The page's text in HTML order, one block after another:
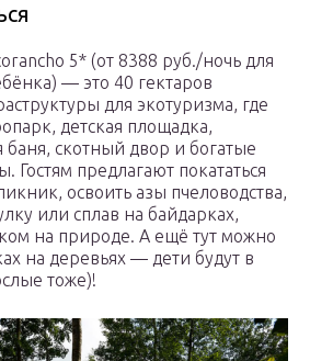
5* (от 8388 руб./ночь для
— это 40 гектаров
для экотуризма, где
детская площадка,
баня, скотный двор и богатые
Гостям предлагают покататься
освоить азы пчеловодства,
или сплав на байдарках,
на природе. А ещё тут можно
на деревьях — дети будут в
тоже)!